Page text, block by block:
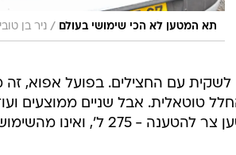
תא המטען לא הכי שימושי בעולם / ניר בן
מקום לשקית עם החצילים. בפועל אפוא,
טוטאלית. אבל שניים ממוצעים
באמצע זה בפרוש בא בחשבון. קצת מצער שתא המטען צר להטענה - 275 ל',